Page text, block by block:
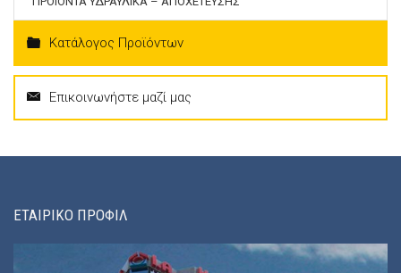
Κατάλογος Προϊόντων
Επικοινωνήστε μαζί μας
ΕΤΑΙΡΙΚΟ ΠΡΟΦΙΛ